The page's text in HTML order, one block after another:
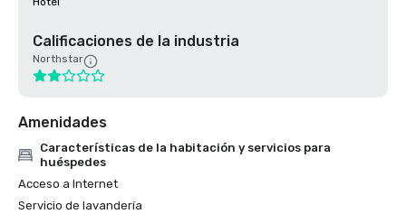
Calificaciones de la industria
Northstar
Amenidades
Características de la habitación y servicios para
huéspedes
Acceso a Internet
Servicio de lavandería